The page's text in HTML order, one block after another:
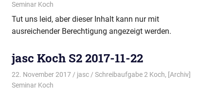
Seminar Koch
Tut uns leid, aber dieser Inhalt kann nur mit
ausreichender Berechtigung angezeigt werden.
jasc Koch S2 2017-11-22
22. November 2017 jasc Schreibaufgabe 2 Koch, [Archiv]
Seminar Koch